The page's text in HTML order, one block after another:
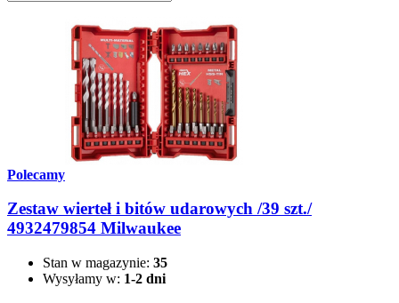
Polecamy
Zestaw wierteł i bitów udarowych /39 szt./
4932479854 Milwaukee
Stan w magazynie: 35
Wysyłamy w: 1-2 dni